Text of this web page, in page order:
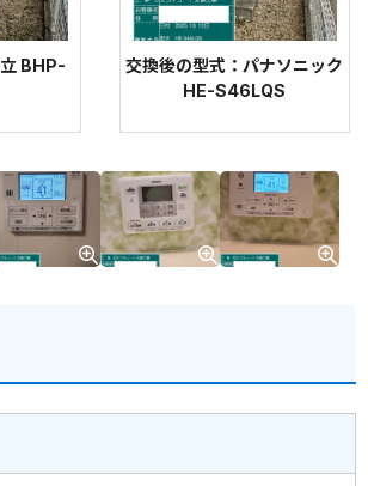
BHP-
交換後の型式：パナソニック
HE-S46LQS